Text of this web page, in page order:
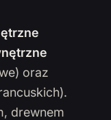
oraz
drewnem